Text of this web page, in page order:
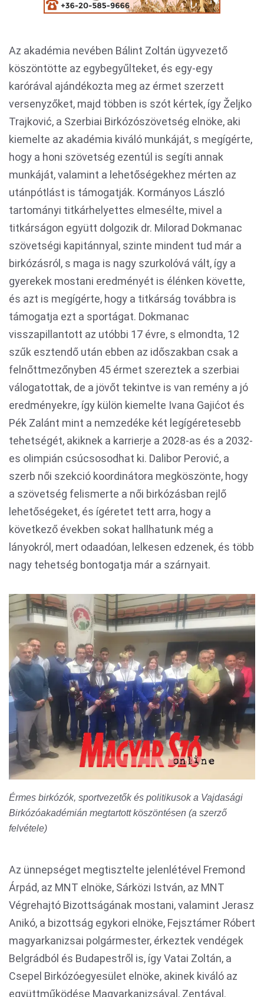
Az akadémia nevében Bálint Zoltán ügyvezető
köszöntötte az egybegyűlteket, és egy-egy
karórával ajándékozta meg az érmet szerzett
versenyzőket, majd többen is szót kértek, így Željko
Trajković, a Szerbiai Birkózószövetség elnöke, aki
kiemelte az akadémia kiváló munkáját, s megígérte,
hogy a honi szövetség ezentúl is segíti annak
munkáját, valamint a lehetőségekhez mérten az
utánpótlást is támogatják. Kormányos László
tartományi titkárhelyettes elmesélte, mivel a
titkárságon együtt dolgozik dr. Milorad Dokmanac
szövetségi kapitánnyal, szinte mindent tud már a
birkózásról, s maga is nagy szurkolóvá vált, így a
gyerekek mostani eredményét is élénken követte,
és azt is megígérte, hogy a titkárság továbbra is
támogatja ezt a sportágat. Dokmanac
visszapillantott az utóbbi 17 évre, s elmondta, 12
szűk esztendő után ebben az időszakban csak a
felnőttmezőnyben 45 érmet szereztek a szerbiai
válogatottak, de a jövőt tekintve is van remény a jó
eredményekre, így külön kiemelte Ivana Gajićot és
Pék Zalánt mint a nemzedéke két legígéretesebb
tehetségét, akiknek a karrierje a 2028-as és a 2032-
es olimpián csúcsosodhat ki. Dalibor Perović, a
szerb női szekció koordinátora megköszönte, hogy
a szövetség felismerte a női birkózásban rejlő
lehetőségeket, és ígéretet tett arra, hogy a
következő években sokat hallhatunk még a
lányokról, mert odaadóan, lelkesen edzenek, és több
nagy tehetség bontogatja már a szárnyait.
Érmes birkózók, sportvezetők és politikusok a Vajdasági
Birkózóakadémián megtartott köszöntésen (a szerző
felvétele)
Az ünnepséget megtisztelte jelenlétével Fremond
Árpád, az MNT elnöke, Sárközi István, az MNT
Végrehajtó Bizottságának mostani, valamint Jerasz
Anikó, a bizottság egykori elnöke, Fejsztámer Róbert
magyarkanizsai polgármester, érkeztek vendégek
Belgrádból és Budapestről is, így Vatai Zoltán, a
Csepel Birkózóegyesület elnöke, akinek kiváló az
együttműködése Magyarkanizsával, Zentával.